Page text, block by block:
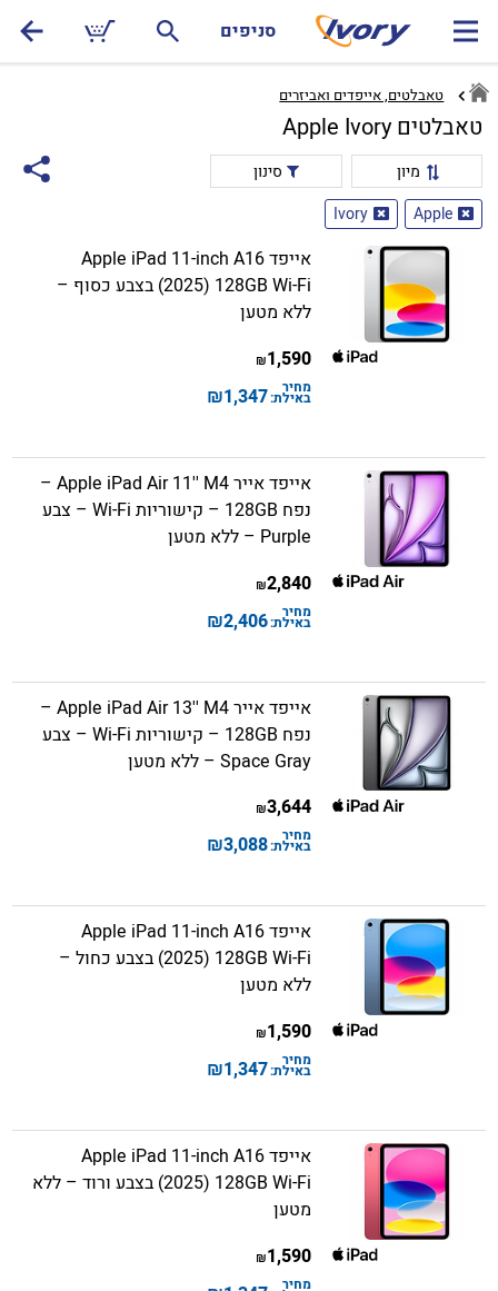
סניפים
טאבלטים, אייפדים ואביזרים
טאבלטים Apple Ivory
מיון
סינון
Apple
Ivory
אייפד Apple iPad 11-inch A16
(2025) 128GB Wi-Fi בצבע כסוף –
ללא מטען
1,590
₪
מחיר
באילת:1,347
₪
אייפד אייר Apple iPad Air 11'' M4 –
נפח 128GB – קישוריות Wi-Fi – צבע
Purple – ללא מטען
2,840
₪
מחיר
באילת:2,406
₪
אייפד אייר Apple iPad Air 13'' M4 –
נפח 128GB – קישוריות Wi-Fi – צבע
Space Gray – ללא מטען
3,644
₪
מחיר
באילת:3,088
₪
אייפד Apple iPad 11-inch A16
(2025) 128GB Wi-Fi בצבע כחול –
ללא מטען
1,590
₪
מחיר
באילת:1,347
₪
אייפד Apple iPad 11-inch A16
(2025) 128GB Wi-Fi בצבע ורוד – ללא
מטען
1,590
₪
מחיר